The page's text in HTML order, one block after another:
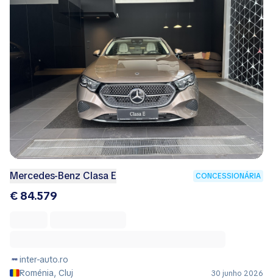
Mercedes-Benz Clasa E CONCESSIONÁRIA
€ 84.579
inter-auto.ro
Roménia, Cluj
30 junho 2026